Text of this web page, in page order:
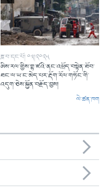
ཟླ་བ་དང་པོ། ༠༣།༢༠༢༥
ཨིས་རལ་གྱིས་གྷ་ཛའི་ནང་འཕྲོད་བསྟེན་ཐོབ་
ཐང་ལ་ཡ་ང་མེད་པར་རྡོག་རོལ་གཏོང་གི་
འདུག་ཅེས་སྐྱོན་བརྗོད་བྱས།
ལེ་ཚན་ཁག